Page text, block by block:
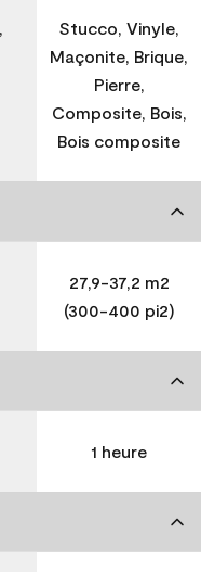
Stucco, Vinyle,
Maçonite, Brique,
Pierre,
Composite, Bois,
Bois composite
27,9-37,2 m2
(300-400 pi2)
1 heure